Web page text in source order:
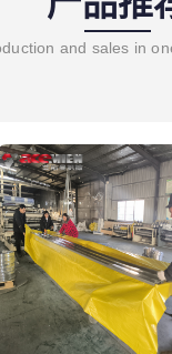
and sales in